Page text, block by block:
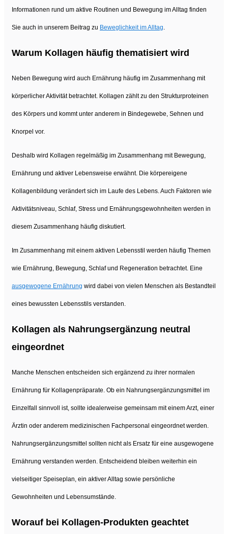
Informationen rund um aktive Routinen und Bewegung im Alltag finden
Sie auch in unserem Beitrag zu Beweglichkeit im Alltag.
Warum Kollagen häufig thematisiert wird
Neben Bewegung wird auch Ernährung häufig im Zusammenhang mit
körperlicher Aktivität betrachtet. Kollagen zählt zu den Strukturproteinen
des Körpers und kommt unter anderem in Bindegewebe, Sehnen und
Knorpel vor.
Deshalb wird Kollagen regelmäßig im Zusammenhang mit Bewegung,
Ernährung und aktiver Lebensweise erwähnt. Die körpereigene
Kollagenbildung verändert sich im Laufe des Lebens. Auch Faktoren wie
Aktivitätsniveau, Schlaf, Stress und Ernährungsgewohnheiten werden in
diesem Zusammenhang häufig diskutiert.
Im Zusammenhang mit einem aktiven Lebensstil werden häufig Themen
wie Ernährung, Bewegung, Schlaf und Regeneration betrachtet. Eine
ausgewogene Ernährung wird dabei von vielen Menschen als Bestandteil
eines bewussten Lebensstils verstanden.
Kollagen als Nahrungsergänzung neutral
eingeordnet
Manche Menschen entscheiden sich ergänzend zu ihrer normalen
Ernährung für Kollagenpräparate. Ob ein Nahrungsergänzungsmittel im
Einzelfall sinnvoll ist, sollte idealerweise gemeinsam mit einem Arzt, einer
Ärztin oder anderem medizinischen Fachpersonal eingeordnet werden.
Nahrungsergänzungsmittel sollten nicht als Ersatz für eine ausgewogene
Ernährung verstanden werden. Entscheidend bleiben weiterhin ein
vielseitiger Speiseplan, ein aktiver Alltag sowie persönliche
Gewohnheiten und Lebensumstände.
Worauf bei Kollagen-Produkten geachtet